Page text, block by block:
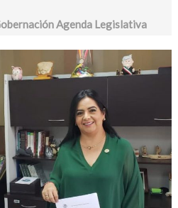
Agenda Legislativa